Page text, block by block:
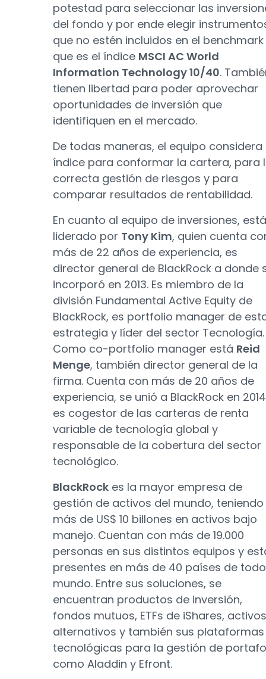
potestad para seleccionar las
del fondo y por ende elegir
que no estén incluidos en el benchmark
que es el índice MSCI AC World
Information Technology 10/40.
tienen libertad para poder aprovechar
oportunidades de inversión que
identifiquen en el mercado.
De todas maneras, el equipo considera
índice para conformar la cartera, para
correcta gestión de riesgos y para
comparar resultados de rentabilidad.
En cuanto al equipo de inversiones, está
liderado por Tony Kim, quien cuenta
más de 22 años de experiencia, es
director general de BlackRock a donde
incorporó en 2013. Es miembro de la
división Fundamental Active Equity de
BlackRock, es portfolio manager de
estrategia y líder del sector Tecnología.
Como co-portfolio manager está Reid
Menge, también director general de la
firma. Cuenta con más de 20 años de
experiencia, se unió a BlackRock en
es cogestor de las carteras de renta
variable de tecnología global y
responsable de la cobertura del sector
tecnológico.
BlackRock es la mayor empresa de
gestión de activos del mundo, teniendo
más de US$ 10 billones en activos bajo
manejo. Cuentan con más de 19.000
personas en sus distintos equipos y
presentes en más de 40 países de
mundo. Entre sus soluciones, se
encuentran productos de inversión,
fondos mutuos, ETFs de iShares, activos
alternativos y también sus plataformas
tecnológicas para la gestión de
como Aladdin y Efront.